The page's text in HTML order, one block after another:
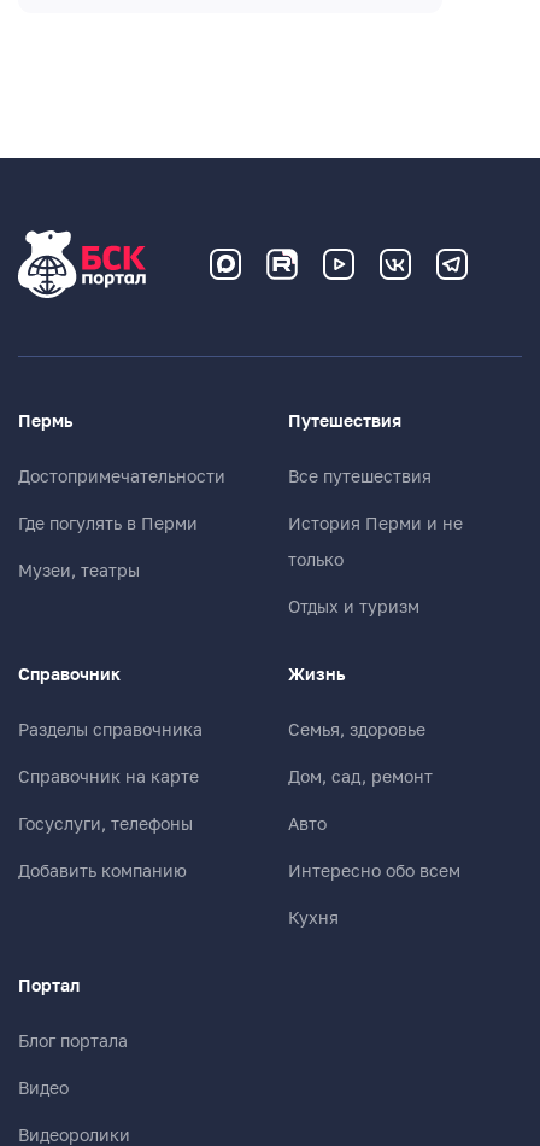
Пермь
Достопримечательности
Где погулять в Перми
Музеи, театры
Путешествия
Все путешествия
История Перми и не
только
Отдых и туризм
Справочник
Разделы справочника
Справочник на карте
Госуслуги, телефоны
Добавить компанию
Жизнь
Семья, здоровье
Дом, сад, ремонт
Авто
Интересно обо всем
Кухня
Портал
Блог портала
Видео
Видеоролики